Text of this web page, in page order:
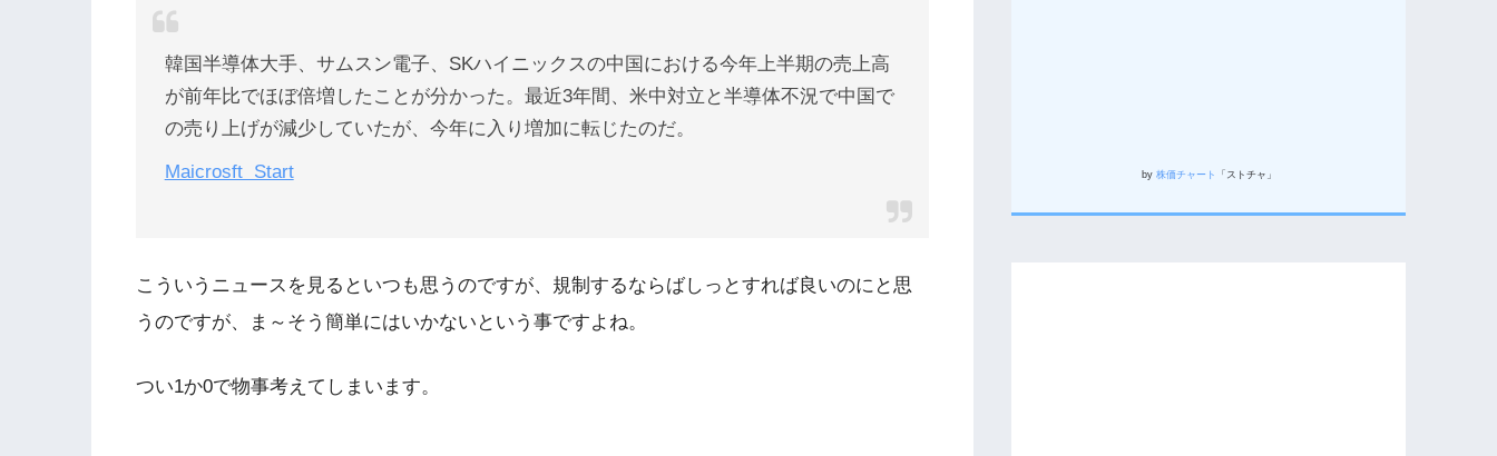
韓国半導体大手、サムスン電子、SKハイニックスの中国における今年上半期の売上高
が前年比でほぼ倍増したことが分かった。最近3年間、米中対立と半導体不況で中国で
の売り上げが減少していたが、今年に入り増加に転じたのだ。
Maicrosft Start
こういうニュースを見るといつも思うのですが、規制するならばしっとすれば良いのにと思
うのですが、ま～そう簡単にはいかないという事ですよね。
つい1か0で物事考えてしまいます。
by 株価チャート 「ストチャ」